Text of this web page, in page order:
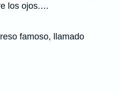
los ojos.…
famoso, llamado